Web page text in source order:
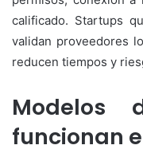
calificado. Startups
validan proveedores
reducen tiempos y
Modelos
funcionan